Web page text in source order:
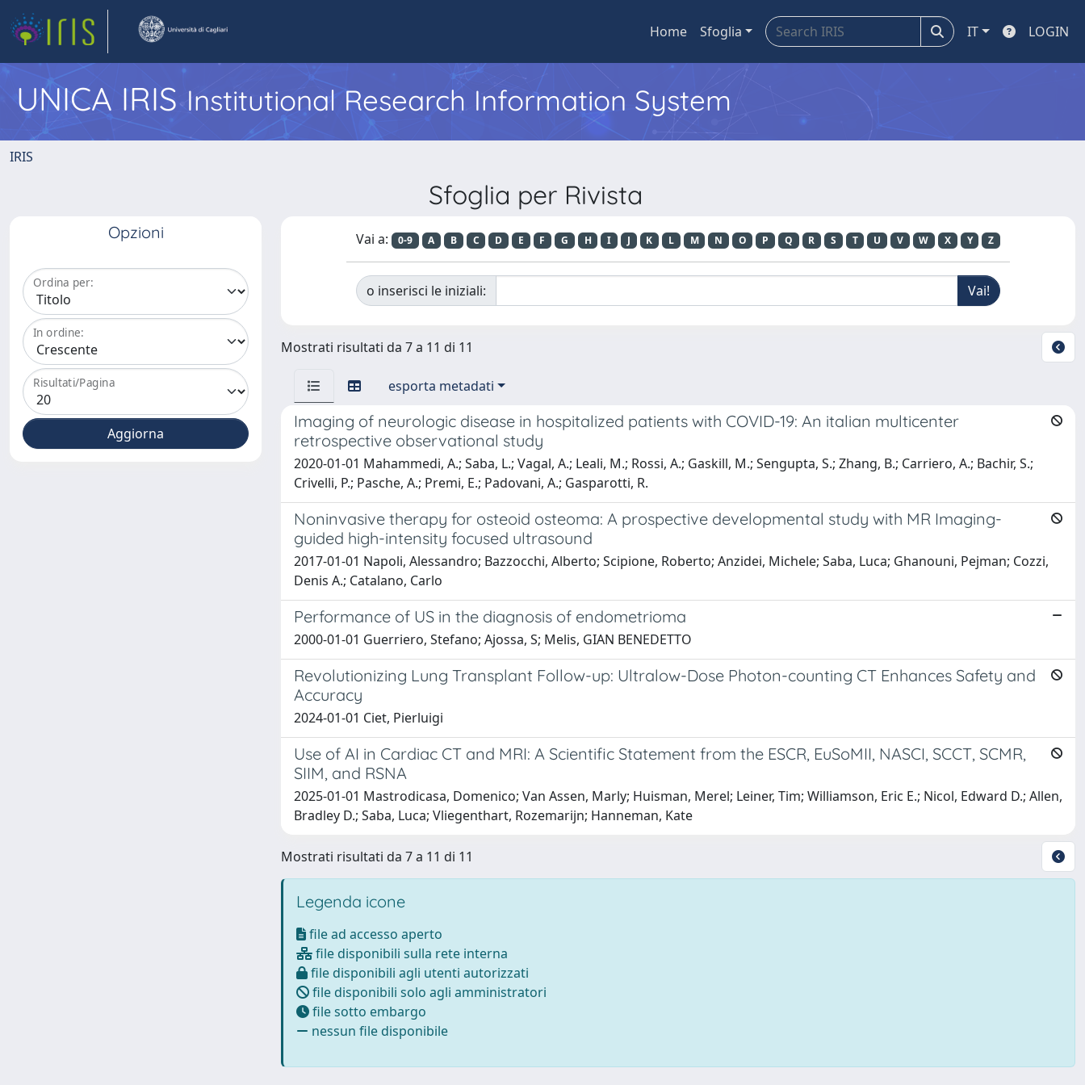
Home Sfoglia IT LOGIN
UNICA IRISInstitutional Research Information System
IRIS
Sfoglia per Rivista
Opzioni
Ordina per:
In ordine:
Risultati/Pagina
Vai a: 0-9 A B C D E F G H I J K L M N O P Q R S T U V W X Y Z
o inserisci le iniziali:
Mostrati risultati da 7 a 11 di 11
esporta metadati
Imaging of neurologic disease in hospitalized patients with COVID-19: An italian multicenter
retrospective observational study
2020-01-01 Mahammedi, A.; Saba, L.; Vagal, A.; Leali, M.; Rossi, A.; Gaskill, M.; Sengupta, S.; Zhang, B.; Carriero, A.; Bachir, S.;
Crivelli, P.; Pasche, A.; Premi, E.; Padovani, A.; Gasparotti, R.
Noninvasive therapy for osteoid osteoma: A prospective developmental study with MR Imaging-
guided high-intensity focused ultrasound
2017-01-01 Napoli, Alessandro; Bazzocchi, Alberto; Scipione, Roberto; Anzidei, Michele; Saba, Luca; Ghanouni, Pejman; Cozzi,
Denis A.; Catalano, Carlo
Performance of US in the diagnosis of endometrioma
2000-01-01 Guerriero, Stefano; Ajossa, S; Melis, GIAN BENEDETTO
Revolutionizing Lung Transplant Follow-up: Ultralow-Dose Photon-counting CT Enhances Safety and
Accuracy
2024-01-01 Ciet, Pierluigi
Use of AI in Cardiac CT and MRI: A Scientific Statement from the ESCR, EuSoMII, NASCI, SCCT, SCMR,
SIIM, and RSNA
2025-01-01 Mastrodicasa, Domenico; Van Assen, Marly; Huisman, Merel; Leiner, Tim; Williamson, Eric E.; Nicol, Edward D.; Allen,
Bradley D.; Saba, Luca; Vliegenthart, Rozemarijn; Hanneman, Kate
Mostrati risultati da 7 a 11 di 11
Legenda icone
file ad accesso aperto
file disponibili sulla rete interna
file disponibili agli utenti autorizzati
file disponibili solo agli amministratori
file sotto embargo
nessun file disponibile